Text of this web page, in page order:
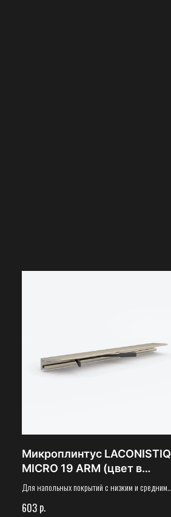
Микроплинтус LACONISTIQ
MICRO 19 ARM (цвет в
ассортименте)
Для напольных покрытий с низким и средним
от 5 мм (включая толщину подложки).
603 р.